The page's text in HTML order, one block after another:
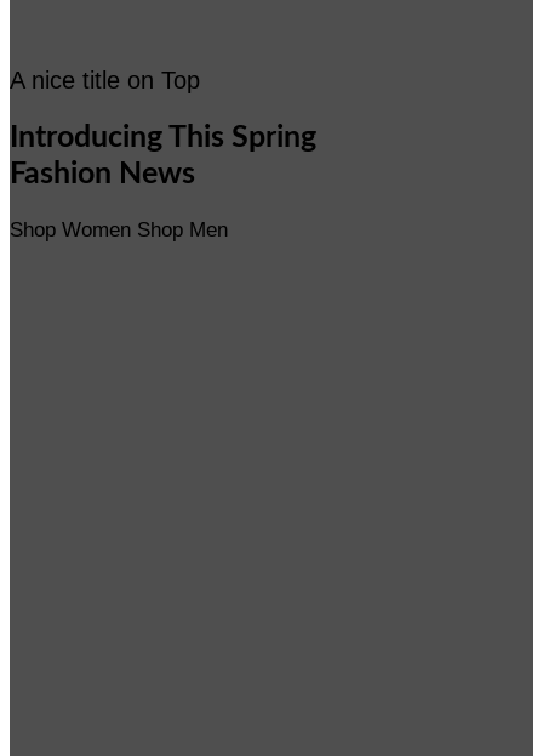
A nice title on Top
Introducing This Spring
Fashion News
Shop Women Shop Men